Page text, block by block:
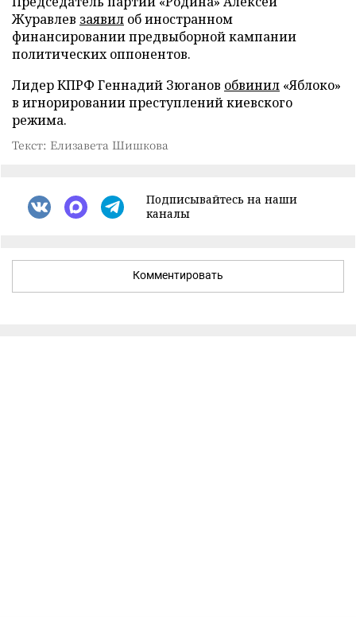
Журавлев заявил об иностранном
финансировании предвыборной кампании
политических оппонентов.
Лидер КПРФ Геннадий Зюганов обвинил «Яблоко»
в игнорировании преступлений киевского
режима.
Текст: Елизавета Шишкова
Подписывайтесь на наши
каналы
Комментировать